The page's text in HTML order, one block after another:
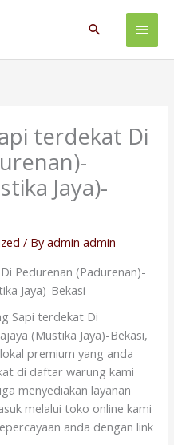
Main
Search
terdekat Di
Jaya)-
/ Byadmin admin
Pedurenan (Padurenan)-
Jaya)-Bekasi
Sapi terdekat Di
(Mustika Jaya)-Bekasi,
premium yang anda
di daftar warung kami
menyediakan layanan
melalui toko online kami
anda dengan link